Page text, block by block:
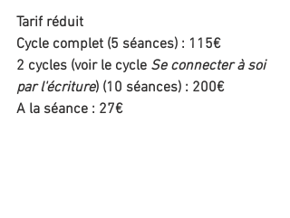
Tarif réduit
Cycle complet (5 séances) : 115€
2 cycles (voir le cycle Se connecter à soi
par l'écriture) (10 séances) : 200€
A la séance : 27€